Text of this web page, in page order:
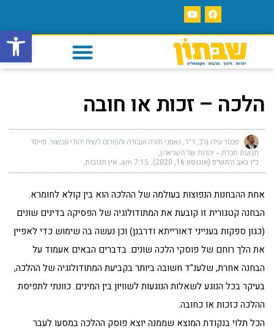
פתח
הלכה – זכות או חובה
פכטר עידו (רב, ד"ר, נאמני תורה ועבודה והפורום לשיח יהודי עכשווי. מייסד
תנועת תכלת – יהדות של השראה)
כ״ו באב ה׳תש״פ (אוגוסט 16, 2020) 7:15 am אין תגובות
אחת ההבחנות הנפוצות בעולמה של ההלכה הוא בין קולא לחומרא.
הבחנה קטגורית זו קובעת את המתודולוגיה של הפסיקה בדינים שונים
(כגון ספקות בענייני דאורייתא ודרבנן) וכן נעשה בה שימוש כדי לאפיין
את הלך רוחם של פוסקי הלכה שונים. בדברים הבאים אעמוד על
הבחנה אחרת, שלענ"ד חשובה ביותר בקביעת המתודולוגיה של ההלכה,
בעיקר בכל הנוגע לשאלות הנוגעות לשוויון בין המינים. כוונתי לתפיסת
ההלכה כזכות או כחובה.
הכל תלוי בנקודת המוצא שממנה יוצא פוסק ההלכה במסעו לעבר